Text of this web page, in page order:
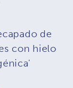
de
con hielo